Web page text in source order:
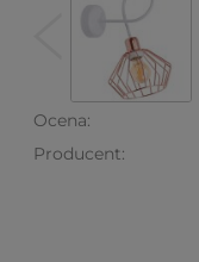
Ocena:
Producent: